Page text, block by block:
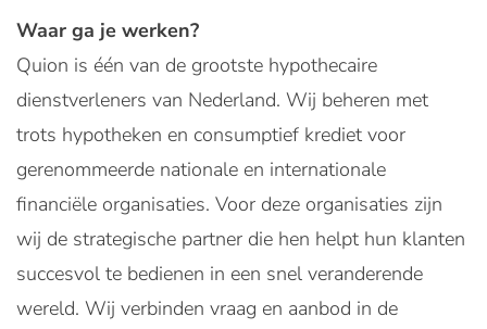
Waar ga je werken?
Quion is één van de grootste hypothecaire
dienstverleners van Nederland. Wij beheren met
trots hypotheken en consumptief krediet voor
gerenommeerde nationale en internationale
financiële organisaties. Voor deze organisaties zijn
wij de strategische partner die hen helpt hun klanten
succesvol te bedienen in een snel veranderende
wereld. Wij verbinden vraag en aanbod in de